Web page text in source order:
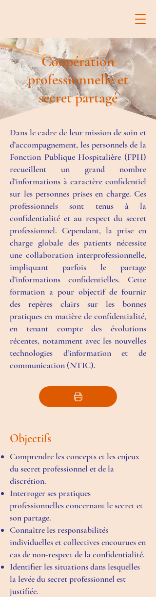
Coopération
professionnelle et
secret partagé
Dans le cadre de leur mission de soin et
d’accompagnement, les personnels de la
Fonction Publique Hospitalière (FPH)
recueillent un grand nombre
d’informations à caractère confidentiel
sur les personnes prises en charge. Ces
professionnels sont tenus à la
confidentialité et au respect du secret
professionnel. Cependant, la prise en
charge globale des patients nécessite
une collaboration interprofessionnelle,
impliquant parfois le partage
d’informations confidentielles. Cette
formation a pour objectif de fournir
des repères clairs sur les bonnes
pratiques en matière de confidentialité,
en tenant compte des évolutions
récentes, notamment avec les nouvelles
technologies d’information et de
communication (NTIC).
Objectifs
Comprendre les concepts et les enjeux
du secret professionnel et de la
discrétion.
Interroger ses pratiques
professionnelles concernant le secret et
son partage.
Connaître les responsabilités
individuelles et collectives encourues en
cas de non-respect de la confidentialité.
Identifier les situations dans lesquelles
la levée du secret professionnel est
justifiée.